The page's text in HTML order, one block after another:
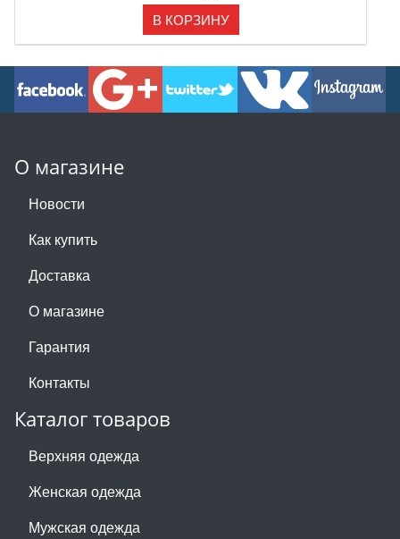
В КОРЗИНУ
О магазине
Новости
Как купить
Доставка
О магазине
Гарантия
Контакты
Каталог товаров
Верхняя одежда
Женская одежда
Мужская одежда